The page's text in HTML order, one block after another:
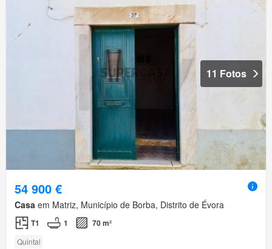
11 Fotos
54 900 €
Casa em Matriz, Município de Borba, Distrito de Évora
T1 1 70 m²
Quintal